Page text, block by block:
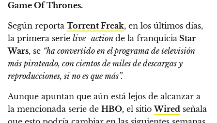
Game Of Thrones.
Según reporta Torrent Freak, en los últimos días,
la primera serie live- action de la franquicia Star
Wars, se “ha convertido en el programa de televisión
más pirateado, con cientos de miles de descargas y
reproducciones, si no es que más”.
Aunque apuntan que aún está lejos de alcanzar a
la mencionada serie de HBO, el sitioWired señala